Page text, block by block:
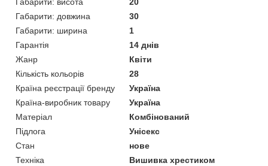
Габарити: висота
20
Габарити: довжина
30
Габарити: ширина
1
Гарантія
14 днів
Жанр
Квіти
Кількість кольорів
28
Країна реєстрації бренду
Україна
Країна-виробник товару
Україна
Матеріал
Комбінований
Підлога
Унісекс
Стан
нове
Техніка
Вишивка хрестиком